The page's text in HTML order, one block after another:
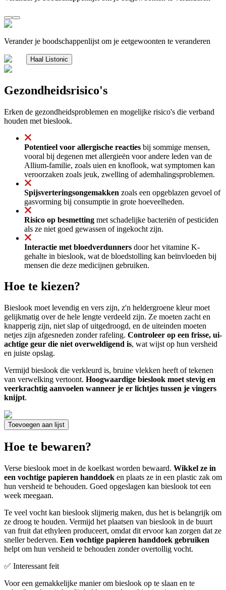
Verander je boodschappenlijst om je eetgewoonten te veranderen
Haal Listonic
Gezondheidsrisico's
Erken de gezondheidsproblemen en mogelijke risico's die verband
houden met bieslook.
Potentieel voor allergische reacties bij sommige mensen,
vooral bij degenen met allergieën voor andere leden van de
Allium-familie, zoals uien en knoflook, wat symptomen kan
veroorzaken zoals jeuk, zwelling of ademhalingsproblemen.
Spijsverteringsongemakken zoals een opgeblazen gevoel of
gasvorming bij consumptie in grote hoeveelheden.
Risico op besmetting met schadelijke bacteriën of pesticiden
als ze niet goed gewassen of ingekocht zijn.
Interactie met bloedverdunners door het vitamine K-
gehalte in bieslook, wat de bloedstolling kan beïnvloeden bij
mensen die deze medicijnen gebruiken.
Hoe te kiezen?
Bieslook moet levendig en vers zijn, z'n heldergroene kleur moet
gelijkmatig over de hele lengte verdeeld zijn. Ze moeten zacht en
knapperig zijn, niet slap of uitgedroogd, en de uiteinden moeten
netjes zijn afgesneden zonder rafeling. Controleer op een frisse, ui-
achtige geur die niet overweldigend is, wat wijst op hun versheid
en juiste opslag.
Vermijd bieslook die verkleurd is, bruine vlekken heeft of tekenen
van verwelking vertoont. Hoogwaardige bieslook moet stevig en
veerkrachtig aanvoelen wanneer je er lichtjes tussen je vingers
knijpt.
Toevoegen aan lijst
Hoe te bewaren?
Verse bieslook moet in de koelkast worden bewaard. Wikkel ze in
een vochtige papieren handdoek en plaats ze in een plastic zak om
hun versheid te behouden. Goed opgeslagen kan bieslook tot een
week meegaan.
Te veel vocht kan bieslook slijmerig maken, dus het is belangrijk om
ze droog te houden. Vermijd het plaatsen van bieslook in de buurt
van fruit dat ethyleen produceert, omdat dit ervoor kan zorgen dat ze
sneller bederven. Een vochtige papieren handdoek gebruiken
helpt om hun versheid te behouden zonder overtollig vocht.
✅ Interessant feit
Voor een gemakkelijke manier om bieslook op te slaan en te